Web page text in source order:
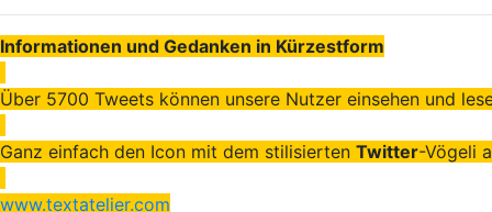
Informationen und Gedanken in Kürzestform
Über 5700 Tweets können unsere Nutzer einsehen und
Ganz einfach den Icon mit dem stilisierten Twitter-Vögeli
www.textatelier.com